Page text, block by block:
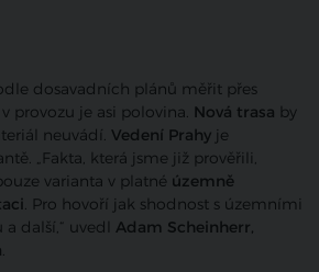
dosavadních plánů měřit přes
provozu je asi polovina. Nová trasa by
neuvádí. Vedení Prahy je
„Fakta, která jsme již prověřili,
varianta v platné územně
. Pro hovoří jak shodnost s územními
další,“ uvedl Adam Scheinherr,
.